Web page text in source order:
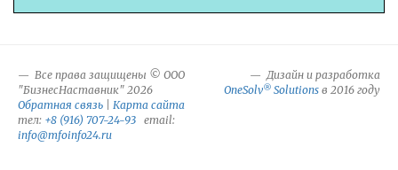
Все права защищены © ООО
"БизнесНаставник" 2026
Обратная связь
Карта сайта
тел: +8 (916) 707-24-93 email:
info@mfoinfo24.ru
Дизайн и разработка
OneSolv® Solutions в 2016 году